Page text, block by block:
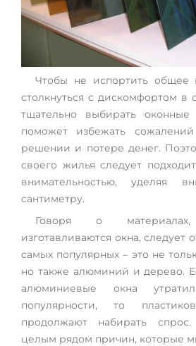
Чтобы не испортить общее
столкнуться с дискомфортом в
тщательно выбирать оконные
поможет избежать
решении и потере денег.
своего жилья следует
внимательностью, уделяя
сантиметру.
Говоря о
изготавливаются окна, следует
самых популярных – это не
но также алюминий и дерево.
алюминиевые окна
популярности, то
продолжают набирать спрос.
целым рядом причин, которые